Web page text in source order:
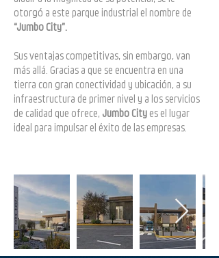
otorgó a este parque industrial el nombre de
“Jumbo City”.
Sus ventajas competitivas, sin embargo, van
más allá. Gracias a que se encuentra en una
tierra con gran conectividad y ubicación, a su
infraestructura de primer nivel y a los servicios
de calidad que ofrece, Jumbo City es el lugar
ideal para impulsar el éxito de las empresas.